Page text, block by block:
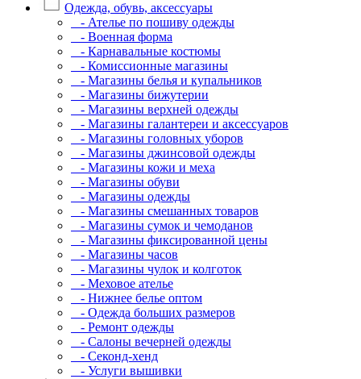
Одежда, обувь, аксессуары
- Ателье по пошиву одежды
- Военная форма
- Карнавальные костюмы
- Комиссионные магазины
- Магазины белья и купальников
- Магазины бижутерии
- Магазины верхней одежды
- Магазины галантереи и аксессуаров
- Магазины головных уборов
- Магазины джинсовой одежды
- Магазины кожи и меха
- Магазины обуви
- Магазины одежды
- Магазины смешанных товаров
- Магазины сумок и чемоданов
- Магазины фиксированной цены
- Магазины часов
- Магазины чулок и колготок
- Меховое ателье
- Нижнее белье оптом
- Одежда больших размеров
- Ремонт одежды
- Салоны вечерней одежды
- Секонд-хенд
- Услуги вышивки